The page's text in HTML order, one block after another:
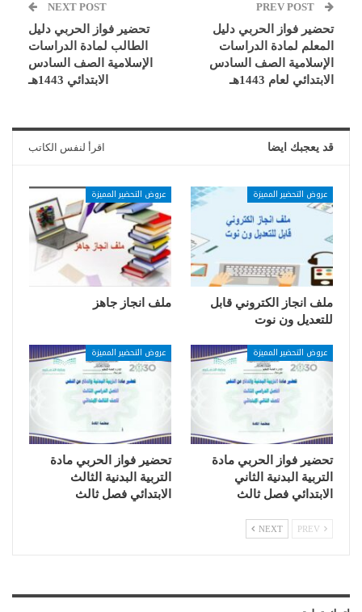
تحضير فواز الحربي دليل
المعلم لمادة الدراسات
الإسلامية الصف السادس
الابتدائي لعام 1443هـ
NEXT POST
تحضير فواز الحربي دليل
الطالب لمادة الدراسات
الإسلامية الصف السادس
الابتدائي 1443هـ
قد يعجبك ايضا اقرأ لنفس الكاتب
عروض التحضير المميزة
ملف انجاز الكتروني قابل
للتعديل ون نوت
عروض التحضير المميزة
ملف انجاز جاهز
عروض التحضير المميزة
تحضير فواز الحربي مادة
التربية البدنية الثاني
الابتدائي فصل ثالث
عروض التحضير المميزة
تحضير فواز الحربي مادة
التربية البدنية الثالث
الابتدائي فصل ثالث
NEXT